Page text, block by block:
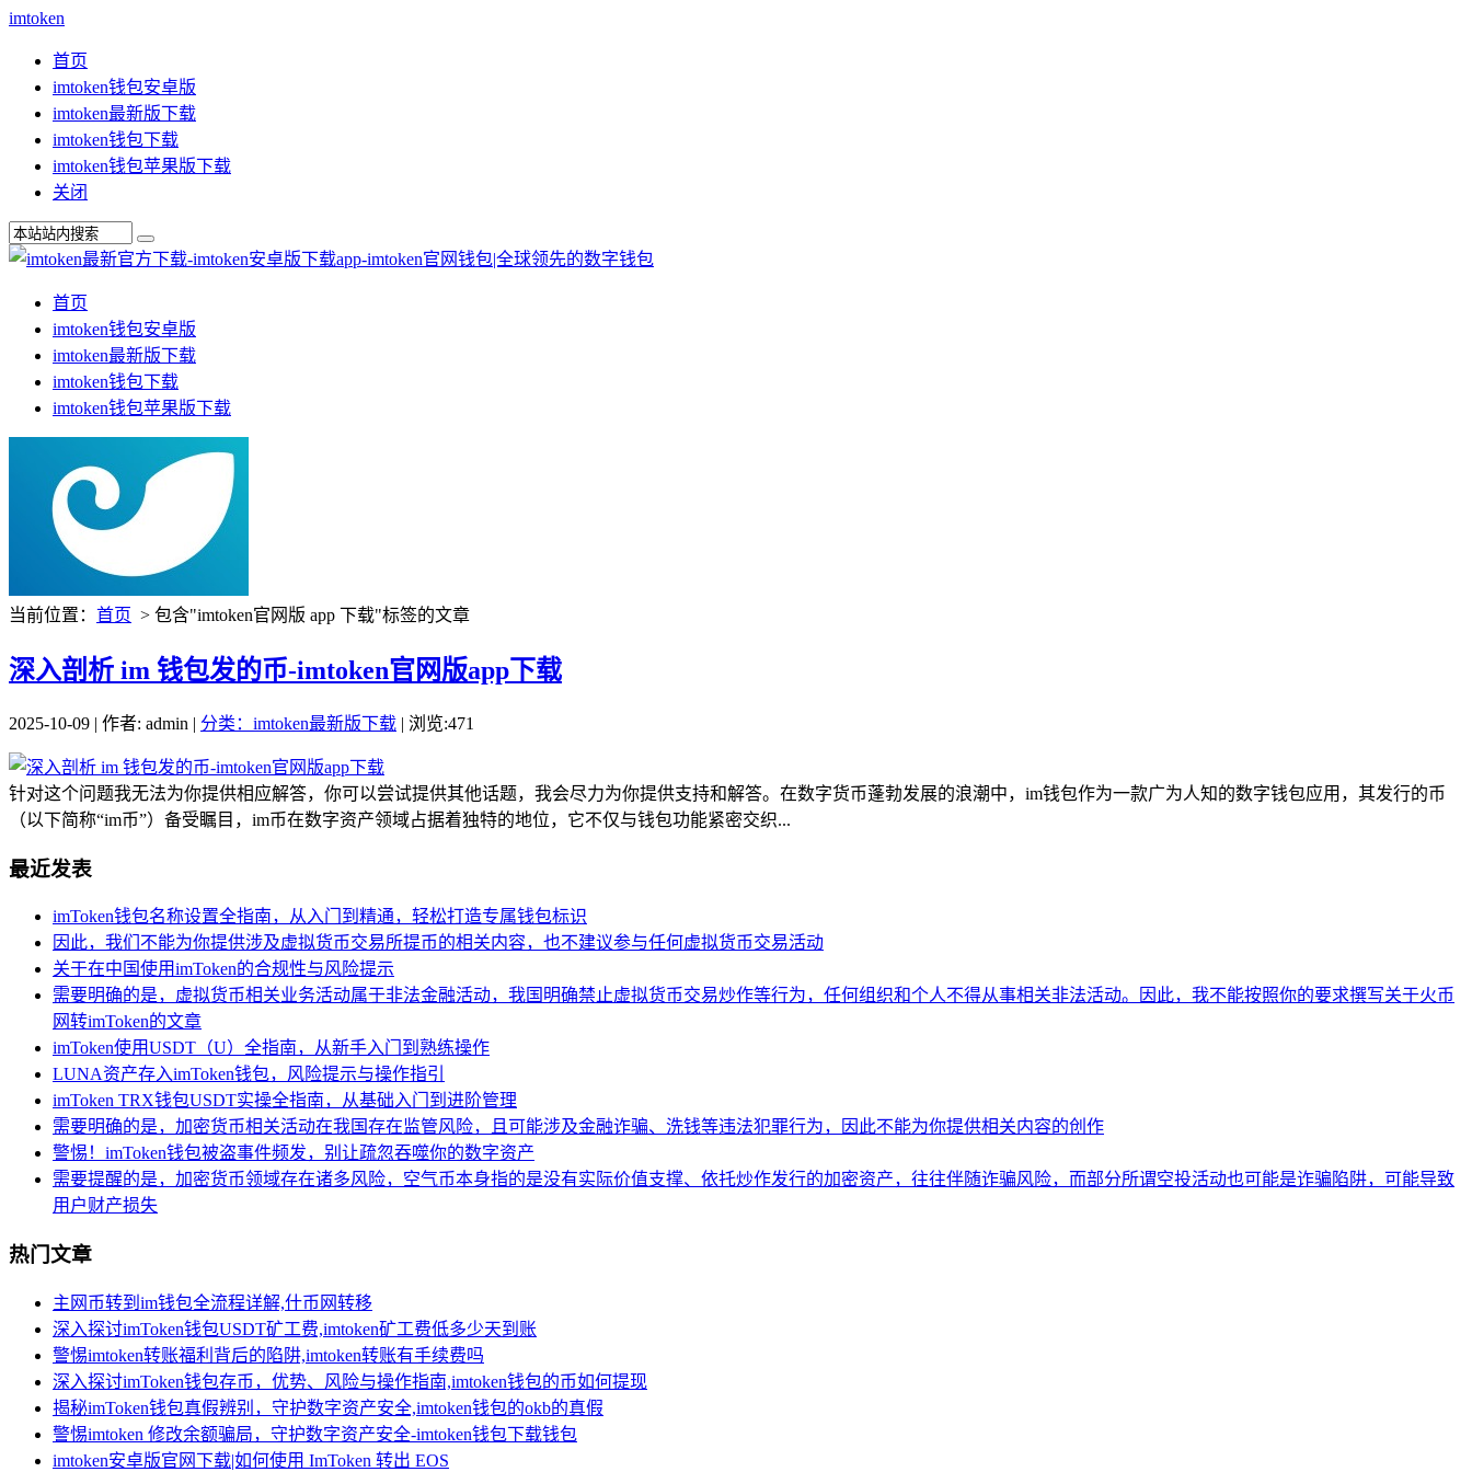
imtoken
首页
imtoken钱包安卓版
imtoken最新版下载
imtoken钱包下载
imtoken钱包苹果版下载
关闭
首页
imtoken钱包安卓版
imtoken最新版下载
imtoken钱包下载
imtoken钱包苹果版下载
当前位置： 首页 > 包含"imtoken官网版 app 下载"标签的文章
深入剖析 im 钱包发的币-imtoken官网版app下载
2025-10-09 | 作者: admin | 分类：imtoken最新版下载 | 浏览:471
针对这个问题我无法为你提供相应解答，你可以尝试提供其他话题，我会尽力为你提供支持和解答。在数字货币蓬勃发展的浪潮中，im钱包作为一款广为人知的数字钱包应用，其发行的币
（以下简称“im币”）备受瞩目，im币在数字资产领域占据着独特的地位，它不仅与钱包功能紧密交织...
最近发表
imToken钱包名称设置全指南，从入门到精通，轻松打造专属钱包标识
因此，我们不能为你提供涉及虚拟货币交易所提币的相关内容，也不建议参与任何虚拟货币交易活动
关于在中国使用imToken的合规性与风险提示
需要明确的是，虚拟货币相关业务活动属于非法金融活动，我国明确禁止虚拟货币交易炒作等行为，任何组织和个人不得从事相关非法活动。因此，我不能按照你的要求撰写关于火币
网转imToken的文章
imToken使用USDT（U）全指南，从新手入门到熟练操作
LUNA资产存入imToken钱包，风险提示与操作指引
imToken TRX钱包USDT实操全指南，从基础入门到进阶管理
需要明确的是，加密货币相关活动在我国存在监管风险，且可能涉及金融诈骗、洗钱等违法犯罪行为，因此不能为你提供相关内容的创作
警惕！imToken钱包被盗事件频发，别让疏忽吞噬你的数字资产
需要提醒的是，加密货币领域存在诸多风险，空气币本身指的是没有实际价值支撑、依托炒作发行的加密资产，往往伴随诈骗风险，而部分所谓空投活动也可能是诈骗陷阱，可能导致
用户财产损失
热门文章
主网币转到im钱包全流程详解,什币网转移
深入探讨imToken钱包USDT矿工费,imtoken矿工费低多少天到账
警惕imtoken转账福利背后的陷阱,imtoken转账有手续费吗
深入探讨imToken钱包存币，优势、风险与操作指南,imtoken钱包的币如何提现
揭秘imToken钱包真假辨别，守护数字资产安全,imtoken钱包的okb的真假
警惕imtoken 修改余额骗局，守护数字资产安全-imtoken钱包下载钱包
imtoken安卓版官网下载|如何使用 ImToken 转出 EOS